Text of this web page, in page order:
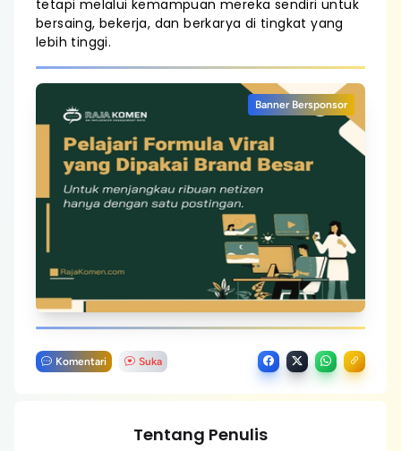
tetapi melalui kemampuan mereka sendiri untuk
bersaing, bekerja, dan berkarya di tingkat yang
lebih tinggi.
Banner Bersponsor
Komentari Suka
Tentang Penulis